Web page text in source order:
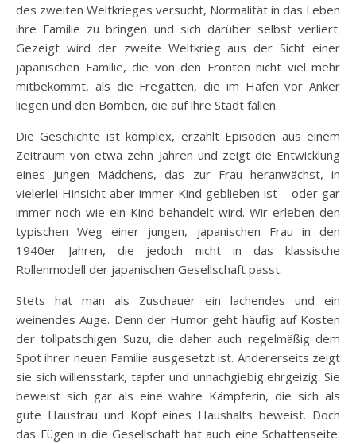
des zweiten Weltkrieges versucht, Normalität in das Leben
ihre Familie zu bringen und sich darüber selbst verliert.
Gezeigt wird der zweite Weltkrieg aus der Sicht einer
japanischen Familie, die von den Fronten nicht viel mehr
mitbekommt, als die Fregatten, die im Hafen vor Anker
liegen und den Bomben, die auf ihre Stadt fallen.
Die Geschichte ist komplex, erzählt Episoden aus einem
Zeitraum von etwa zehn Jahren und zeigt die Entwicklung
eines jungen Mädchens, das zur Frau heranwächst, in
vielerlei Hinsicht aber immer Kind geblieben ist – oder gar
immer noch wie ein Kind behandelt wird. Wir erleben den
typischen Weg einer jungen, japanischen Frau in den
1940er Jahren, die jedoch nicht in das klassische
Rollenmodell der japanischen Gesellschaft passt.
Stets hat man als Zuschauer ein lachendes und ein
weinendes Auge. Denn der Humor geht häufig auf Kosten
der tollpatschigen Suzu, die daher auch regelmäßig dem
Spot ihrer neuen Familie ausgesetzt ist. Andererseits zeigt
sie sich willensstark, tapfer und unnachgiebig ehrgeizig. Sie
beweist sich gar als eine wahre Kämpferin, die sich als
gute Hausfrau und Kopf eines Haushalts beweist. Doch
das Fügen in die Gesellschaft hat auch eine Schattenseite: